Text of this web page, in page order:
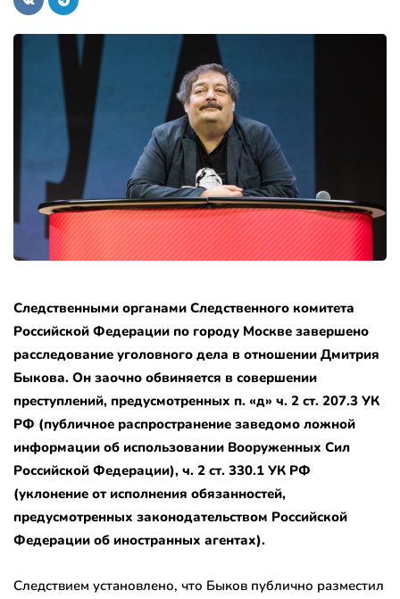
Следственными органами Следственного комитета
Российской Федерации по городу Москве завершено
расследование уголовного дела в отношении Дмитрия
Быкова. Он заочно обвиняется в совершении
преступлений, предусмотренных п. «д» ч. 2 ст. 207.3 УК
РФ (публичное распространение заведомо ложной
информации об использовании Вооруженных Сил
Российской Федерации), ч. 2 ст. 330.1 УК РФ
(уклонение от исполнения обязанностей,
предусмотренных законодательством Российской
Федерации об иностранных агентах).
Следствием установлено, что Быков публично разместил